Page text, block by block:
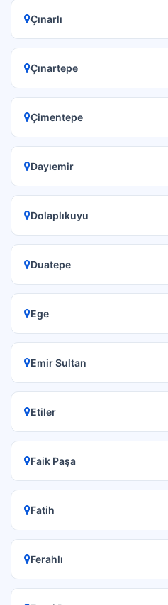
Çınarlı
Çınartepe
Çimentepe
Dayıemir
Dolaplıkuyu
Duatepe
Ege
Emir Sultan
Etiler
Faik Paşa
Fatih
Ferahlı